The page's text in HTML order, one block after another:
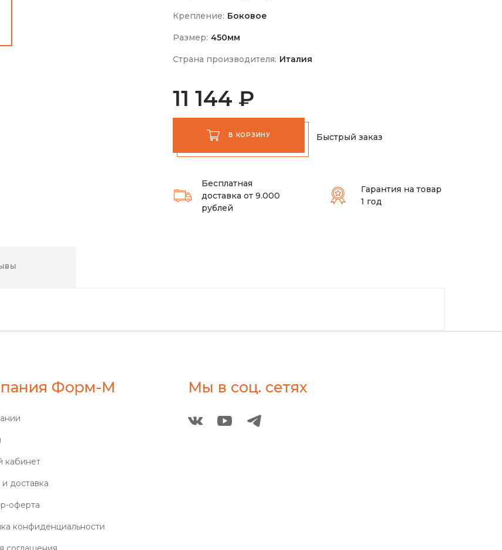
Крепление: Боковое
Размер: 450мм
Страна производителя: Италия
11 144 ₽
В КОРЗИНУ Быстрый заказ
Бесплатная
доставка от 9.000
рублей
Гарантия на товар
1 год
Форм-М
кабинет
доставка
оферта
конфиденциальности
Мы в соц. сетях